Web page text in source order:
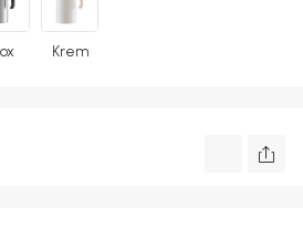
Krem